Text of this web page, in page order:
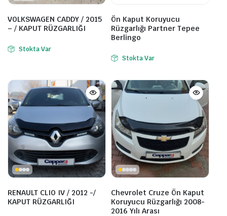
VOLKSWAGEN CADDY / 2015
– / KAPUT RÜZGARLIĞI
Stokta Var
Ön Kaput Koruyucu
Rüzgarlığı Partner Tepee
Berlingo
Stokta Var
RENAULT CLIO IV / 2012 -/
KAPUT RÜZGARLIĞI
Chevrolet Cruze Ön Kaput
Koruyucu Rüzgarlığı 2008-
2016 Yılı Arası